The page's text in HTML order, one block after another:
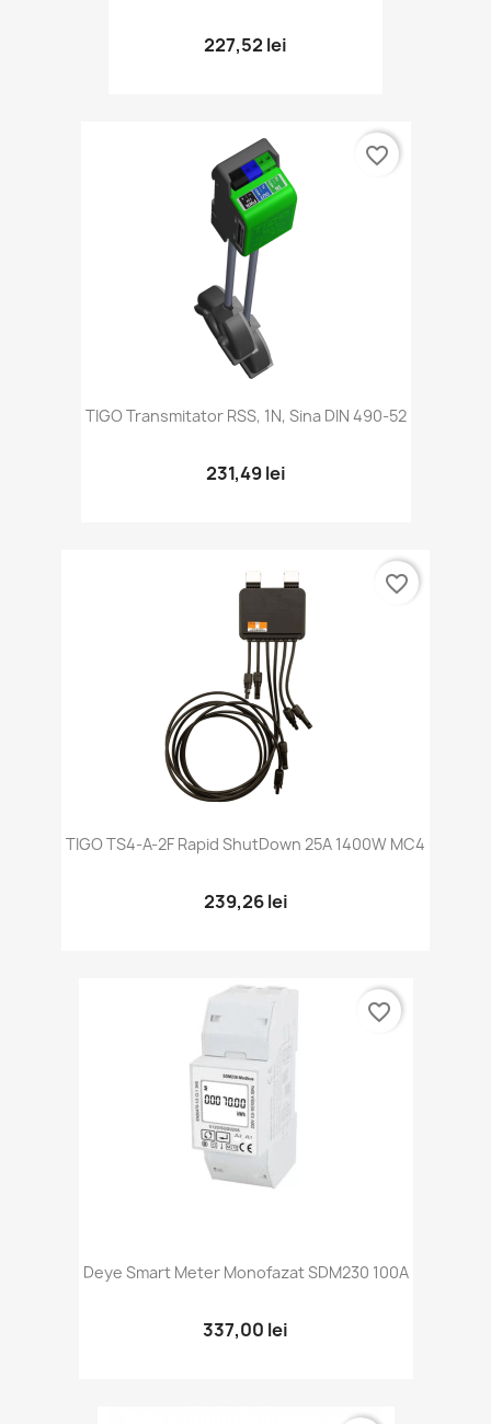
227,52 lei
TIGO Transmitator RSS, 1N, Sina DIN 490-52
231,49 lei
favorite_border
TIGO TS4-A-2F Rapid ShutDown 25A 1400W MC4
239,26 lei
favorite_border
Deye Smart Meter Monofazat SDM230 100A
337,00 lei
favorite_border